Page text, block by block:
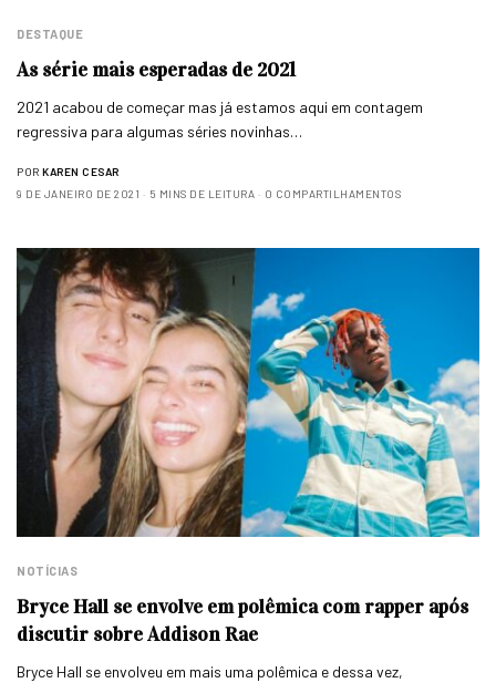
DESTAQUE
As série mais esperadas de 2021
2021 acabou de começar mas já estamos aqui em contagem
regressiva para algumas séries novinhas…
POR KAREN CESAR
9 DE JANEIRO DE 2021
5 MINS DE LEITURA 0 COMPARTILHAMENTOS
NOTÍCIAS
Bryce Hall se envolve em polêmica com rapper após
discutir sobre Addison Rae
Bryce Hall se envolveu em mais uma polêmica e dessa vez,